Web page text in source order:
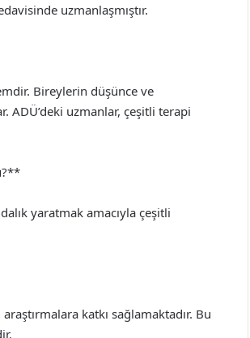
uzmanlaşmıştır.
Bireylerin düşünce ve
ADÜ’deki uzmanlar, çeşitli terapi
yaratmak amacıyla çeşitli
katkı sağlamaktadır. Bu